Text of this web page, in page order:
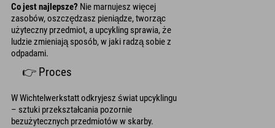
Co jest najlepsze? Nie marnujesz więcej
zasobów, oszczędzasz pieniądze, tworząc
użyteczny przedmiot, a upcykling sprawia, że
ludzie zmieniają sposób, w jaki radzą sobie z
odpadami.
👉 Proces
W Wichtelwerkstatt odkryjesz świat upcyklingu
– sztuki przekształcania pozornie
bezużytecznych przedmiotów w skarby.